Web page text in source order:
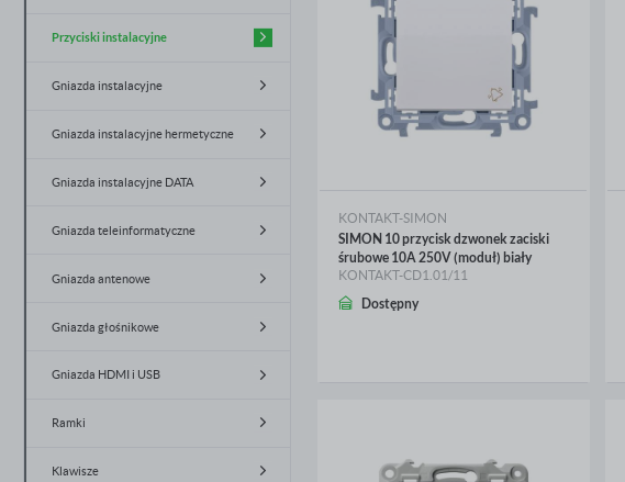
Baterie i latarki
Fotowoltaika
Słupy, maszty i fundamenty
Elektroklub
natynkowego
Gniazda natynkowe hermetyczne
Zestawy natynkowe hermetyczne
Akcesoria do osprzętu natynkowego
Przyciski instalacyjne
Gniazda instalacyjne
Gniazda instalacyjne hermetyczne
Gniazda instalacyjne DATA
Gniazda teleinformatyczne
Gniazda antenowe
Gniazda głośnikowe
Gniazda HDMI i USB
Ramki
Klawisze
KONTAKT-SIMON
SIMON 10 przycisk dzwonek zaciski
śrubowe 10A 250V (moduł) biały
KONTAKT-CD1.01/11
Dostępny